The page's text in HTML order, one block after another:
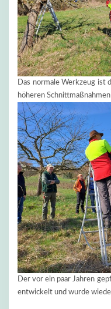
Das normale Werkzeug ist
höheren
Der vor ein paar Jahren
entwickelt und wurde